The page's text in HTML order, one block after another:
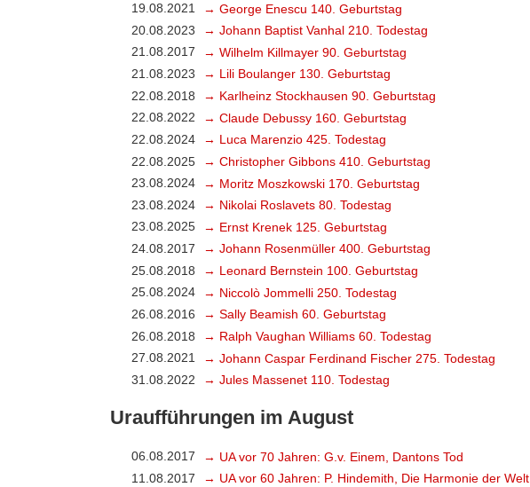
19.08.2021
→ George Enescu 140. Geburtstag
20.08.2023
→ Johann Baptist Vanhal 210. Todestag
21.08.2017
→ Wilhelm Killmayer 90. Geburtstag
21.08.2023
→ Lili Boulanger 130. Geburtstag
22.08.2018
→ Karlheinz Stockhausen 90. Geburtstag
22.08.2022
→ Claude Debussy 160. Geburtstag
22.08.2024
→ Luca Marenzio 425. Todestag
22.08.2025
→ Christopher Gibbons 410. Geburtstag
23.08.2024
→ Moritz Moszkowski 170. Geburtstag
23.08.2024
→ Nikolai Roslavets 80. Todestag
23.08.2025
→ Ernst Krenek 125. Geburtstag
24.08.2017
→ Johann Rosenmüller 400. Geburtstag
25.08.2018
→ Leonard Bernstein 100. Geburtstag
25.08.2024
→ Niccolò Jommelli 250. Todestag
26.08.2016
→ Sally Beamish 60. Geburtstag
26.08.2018
→ Ralph Vaughan Williams 60. Todestag
27.08.2021
→ Johann Caspar Ferdinand Fischer 275. Todestag
31.08.2022
→ Jules Massenet 110. Todestag
Uraufführungen im August
06.08.2017
→ UA vor 70 Jahren: G.v. Einem, Dantons Tod
11.08.2017
→ UA vor 60 Jahren: P. Hindemith, Die Harmonie der Welt